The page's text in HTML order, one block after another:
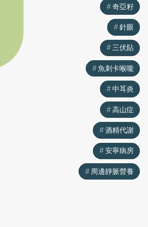
奇亞籽
針眼
三伏貼
魚刺卡喉嚨
中耳炎
高山症
酒精代謝
安寧病房
周邊靜脈營養
奇亞籽
針眼
三伏貼
魚刺卡喉嚨
中耳炎
高山症
酒精代謝
安寧病房
周邊靜脈營養